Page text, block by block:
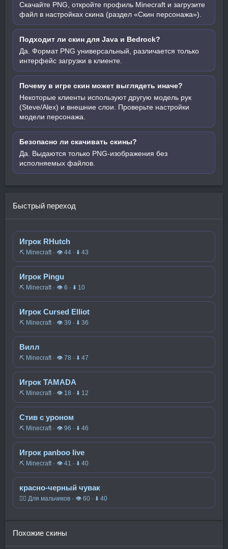
Скачайте PNG, откройте профиль Minecraft и загрузите
файл в настройках скина (раздел «Скин персонажа»).
Подходит ли скин для Java и Bedrock?
Да. Формат PNG универсальный, различается только
интерфейс загрузки в клиенте.
Почему в игре скин может выглядеть иначе?
Некоторые клиенты используют другую модель рук
(Steve/Alex) и внешние слои. Проверьте настройки
модели персонажа.
Безопасно ли скачивать скины?
Да. Выдаются только PNG-изображения без
исполняемых файлов.
Быстрый переход
Игрок RHutch
⛏️ Minecraft · 👁 44 · ⬇ 43
Игрок Pingu
⛏️ Minecraft · 👁 6 · ⬇ 10
Игрок Cursed Elliot
⛏️ Minecraft · 👁 39 · ⬇ 36
Вилл
⛏️ Minecraft · 👁 78 · ⬇ 47
Игрок TAMADA
⛏️ Minecraft · 👁 18 · ⬇ 12
Стив с уроном
⛏️ Minecraft · 👁 96 · ⬇ 46
Игрок panboo live
⛏️ Minecraft · 👁 41 · ⬇ 40
красно-черный чувак
🧍‍♂️ Для мальчиков · 👁 60 · ⬇ 40
Похожие скины